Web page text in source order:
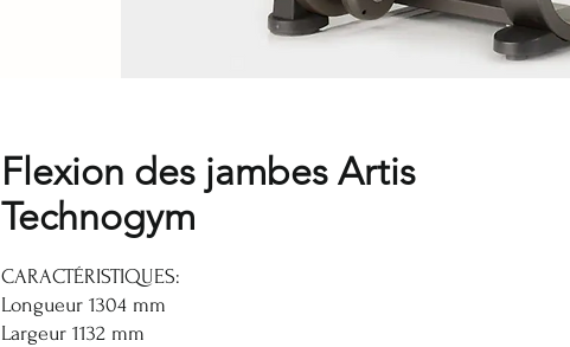
Flexion des jambes Artis
Technogym
CARACTÉRISTIQUES:
Longueur 1304 mm
Largeur 1132 mm